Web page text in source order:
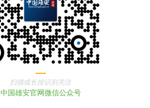
扫描或长按识别关注
中国雄安官网微信公众号